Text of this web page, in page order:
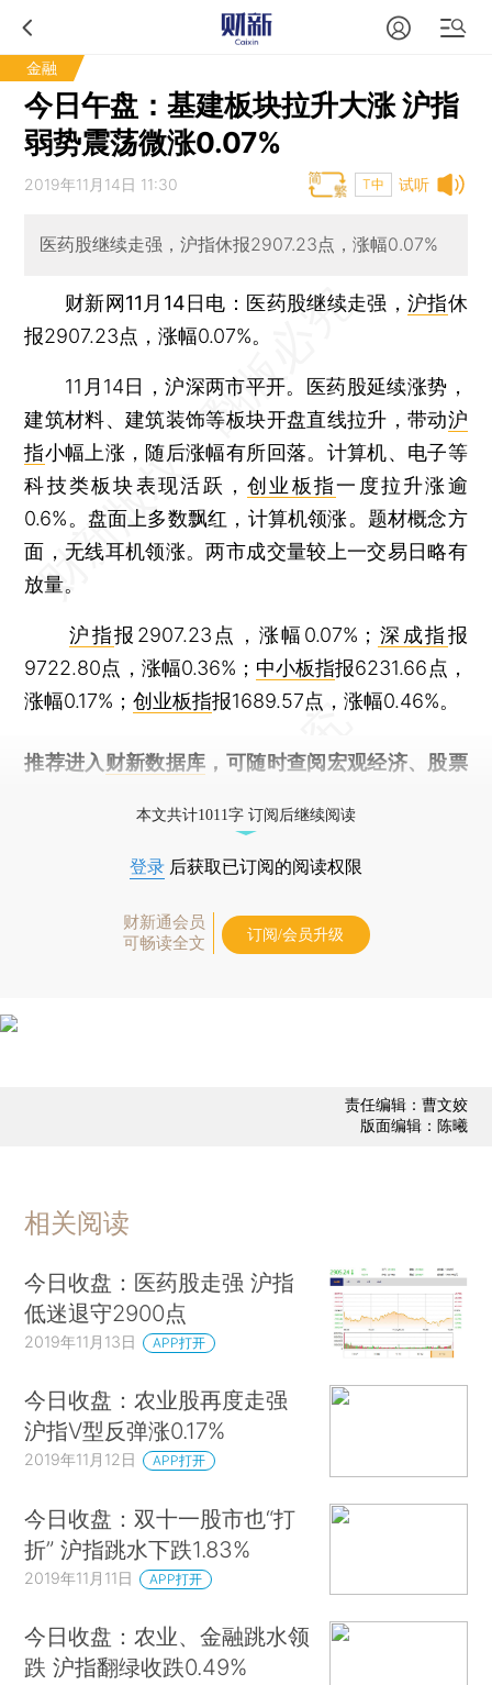
金融
今日午盘：基建板块拉升大涨 沪指
弱势震荡微涨0.07%
试听
2019年11月14日 11:30 T中
医药股继续走强，沪指休报2907.23点，涨幅0.07%
财新网11月14日电 ：医药股继续走强， 沪指休
报2907.23点，涨幅0.07%。
11月14日，沪深两市平开。医药股延续涨势，
建筑材料、建筑装饰等板块开盘直线拉升，带动沪
指小幅上涨，随后涨幅有所回落。计算机、电子等
科技类板块表现活跃，创业板指一度拉升涨逾
0.6%。盘面上多数飘红，计算机领涨。题材概念方
面，无线耳机领涨。两市成交量较上一交易日略有
放量。
沪指报2907.23点，涨幅0.07%； 深成指报
9722.80点，涨幅0.36%； 中小板指报6231.66点，
涨幅0.17%；创业板指报1689.57点，涨幅0.46%。
推荐进入 财新数据库 ，可随时查阅宏观经济、股票
本文共计1011字 订阅后继续阅读
登录 后获取已订阅的阅读权限
财新通会员
可畅读全文
订阅/会员升级
责任编辑：曹文姣
版面编辑：陈曦
相关阅读
今日收盘：医药股走强 沪指
低迷退守2900点
2019年11月13日 APP打开
今日收盘：农业股再度走强
沪指V型反弹涨0.17%
2019年11月12日 APP打开
今日收盘：双十一股市也“打
折” 沪指跳水下跌1.83%
2019年11月11日 APP打开
今日收盘：农业、金融跳水领
跌 沪指翻绿收跌0.49%